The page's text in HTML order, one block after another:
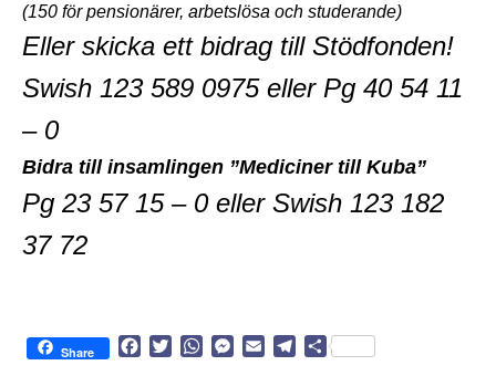
(150 för pensionärer, arbetslösa och studerande)
Eller skicka ett bidrag till Stödfonden!
Swish 123 589 0975 eller Pg 40 54 11
– 0
Bidra till insamlingen ”Mediciner till Kuba”
Pg 23 57 15 – 0 ellerSwish 123 182
37 72
Share
W
M
D